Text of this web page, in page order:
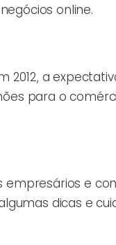
online.
2012, a
para o
e
dicas e